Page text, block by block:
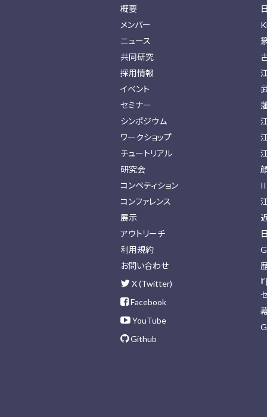
概要
メンバー
ニュース
共同研究
採用情報
イベント
セミナー
シンポジウム
ワークショップ
チュートリアル
研究会
コンペティション
コンファレンス
展示
アウトリーチ
利用規約
お問い合わせ
X (Twitter)
Facebook
YouTube
Github